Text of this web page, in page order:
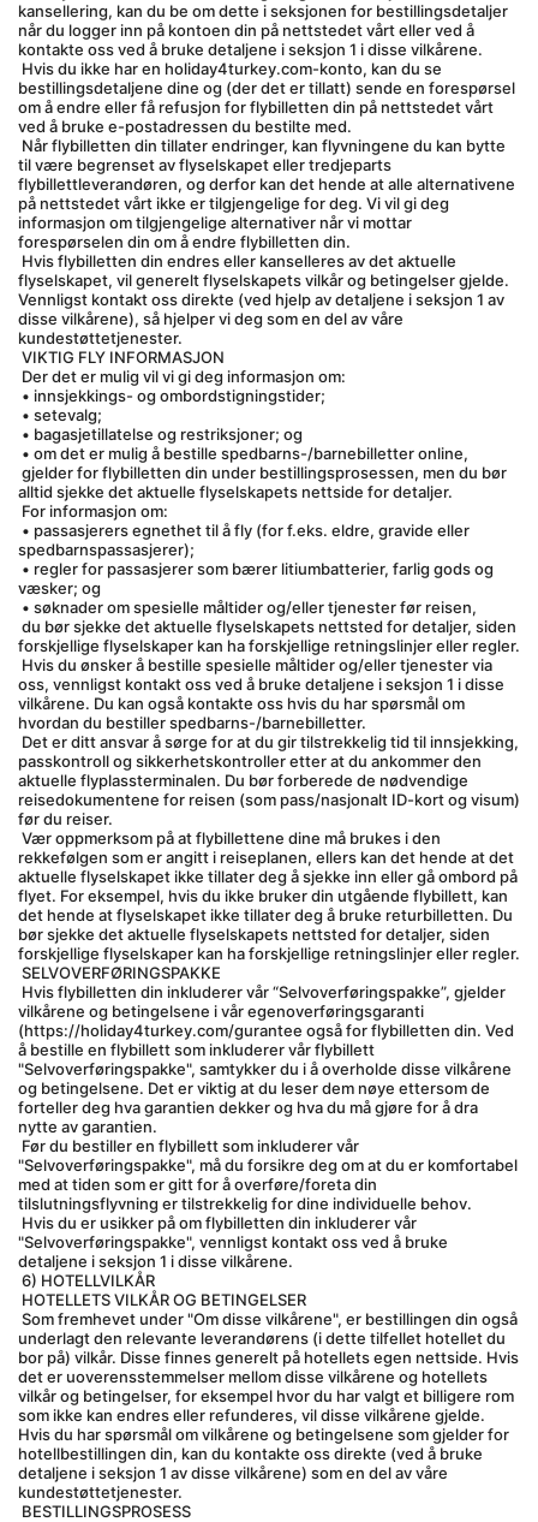
kansellering, kan du be om dette i seksjonen for bestillingsdetaljer
når du logger inn på kontoen din på nettstedet vårt eller ved å
kontakte oss ved å bruke detaljene i seksjon 1 i disse vilkårene.
bestillingsdetaljene dine og (der det er tillatt) sende en forespørsel
om å endre eller få refusjon for flybilletten din på nettstedet vårt
ved å bruke e-postadressen du bestilte med.
til være begrenset av flyselskapet eller tredjeparts
flybillettleverandøren, og derfor kan det hende at alle alternativene
på nettstedet vårt ikke er tilgjengelige for deg. Vi vil gi deg
informasjon om tilgjengelige alternativer når vi mottar
forespørselen din om å endre flybilletten din.
flyselskapet, vil generelt flyselskapets vilkår og betingelser gjelde.
Vennligst kontakt oss direkte (ved hjelp av detaljene i seksjon 1 av
disse vilkårene), så hjelper vi deg som en del av våre
kundestøttetjenester.
VIKTIG FLY INFORMASJON
Der det er mulig vil vi gi deg informasjon om:
• innsjekkings- og ombordstigningstider;
• setevalg;
• bagasjetillatelse og restriksjoner; og
• om det er mulig å bestille spedbarns-/barnebilletter online,
alltid sjekke det aktuelle flyselskapets nettside for detaljer.
For informasjon om:
spedbarnspassasjerer);
væsker; og
• søknader om spesielle måltider og/eller tjenester før reisen,
forskjellige flyselskaper kan ha forskjellige retningslinjer eller regler.
oss, vennligst kontakt oss ved å bruke detaljene i seksjon 1 i disse
vilkårene. Du kan også kontakte oss hvis du har spørsmål om
hvordan du bestiller spedbarns-/barnebilletter.
passkontroll og sikkerhetskontroller etter at du ankommer den
aktuelle flyplassterminalen. Du bør forberede de nødvendige
reisedokumentene for reisen (som pass/nasjonalt ID-kort og visum)
før du reiser.
rekkefølgen som er angitt i reiseplanen, ellers kan det hende at det
aktuelle flyselskapet ikke tillater deg å sjekke inn eller gå ombord på
flyet. For eksempel, hvis du ikke bruker din utgående flybillett, kan
det hende at flyselskapet ikke tillater deg å bruke returbilletten. Du
bør sjekke det aktuelle flyselskapets nettsted for detaljer, siden
forskjellige flyselskaper kan ha forskjellige retningslinjer eller regler.
SELVOVERFØRINGSPAKKE
vilkårene og betingelsene i vår egenoverføringsgaranti
(https://holiday4turkey.com/gurantee også for flybilletten din. Ved
å bestille en flybillett som inkluderer vår flybillett
"Selvoverføringspakke", samtykker du i å overholde disse vilkårene
og betingelsene. Det er viktig at du leser dem nøye ettersom de
forteller deg hva garantien dekker og hva du må gjøre for å dra
nytte av garantien.
"Selvoverføringspakke", må du forsikre deg om at du er komfortabel
med at tiden som er gitt for å overføre/foreta din
tilslutningsflyvning er tilstrekkelig for dine individuelle behov.
"Selvoverføringspakke", vennligst kontakt oss ved å bruke
detaljene i seksjon 1 i disse vilkårene.
6) HOTELLVILKÅR
HOTELLETS VILKÅR OG BETINGELSER
underlagt den relevante leverandørens (i dette tilfellet hotellet du
bor på) vilkår. Disse finnes generelt på hotellets egen nettside. Hvis
det er uoverensstemmelser mellom disse vilkårene og hotellets
vilkår og betingelser, for eksempel hvor du har valgt et billigere rom
som ikke kan endres eller refunderes, vil disse vilkårene gjelde.
Hvis du har spørsmål om vilkårene og betingelsene som gjelder for
hotellbestillingen din, kan du kontakte oss direkte (ved å bruke
detaljene i seksjon 1 av disse vilkårene) som en del av våre
kundestøttetjenester.
BESTILLINGSPROSESS